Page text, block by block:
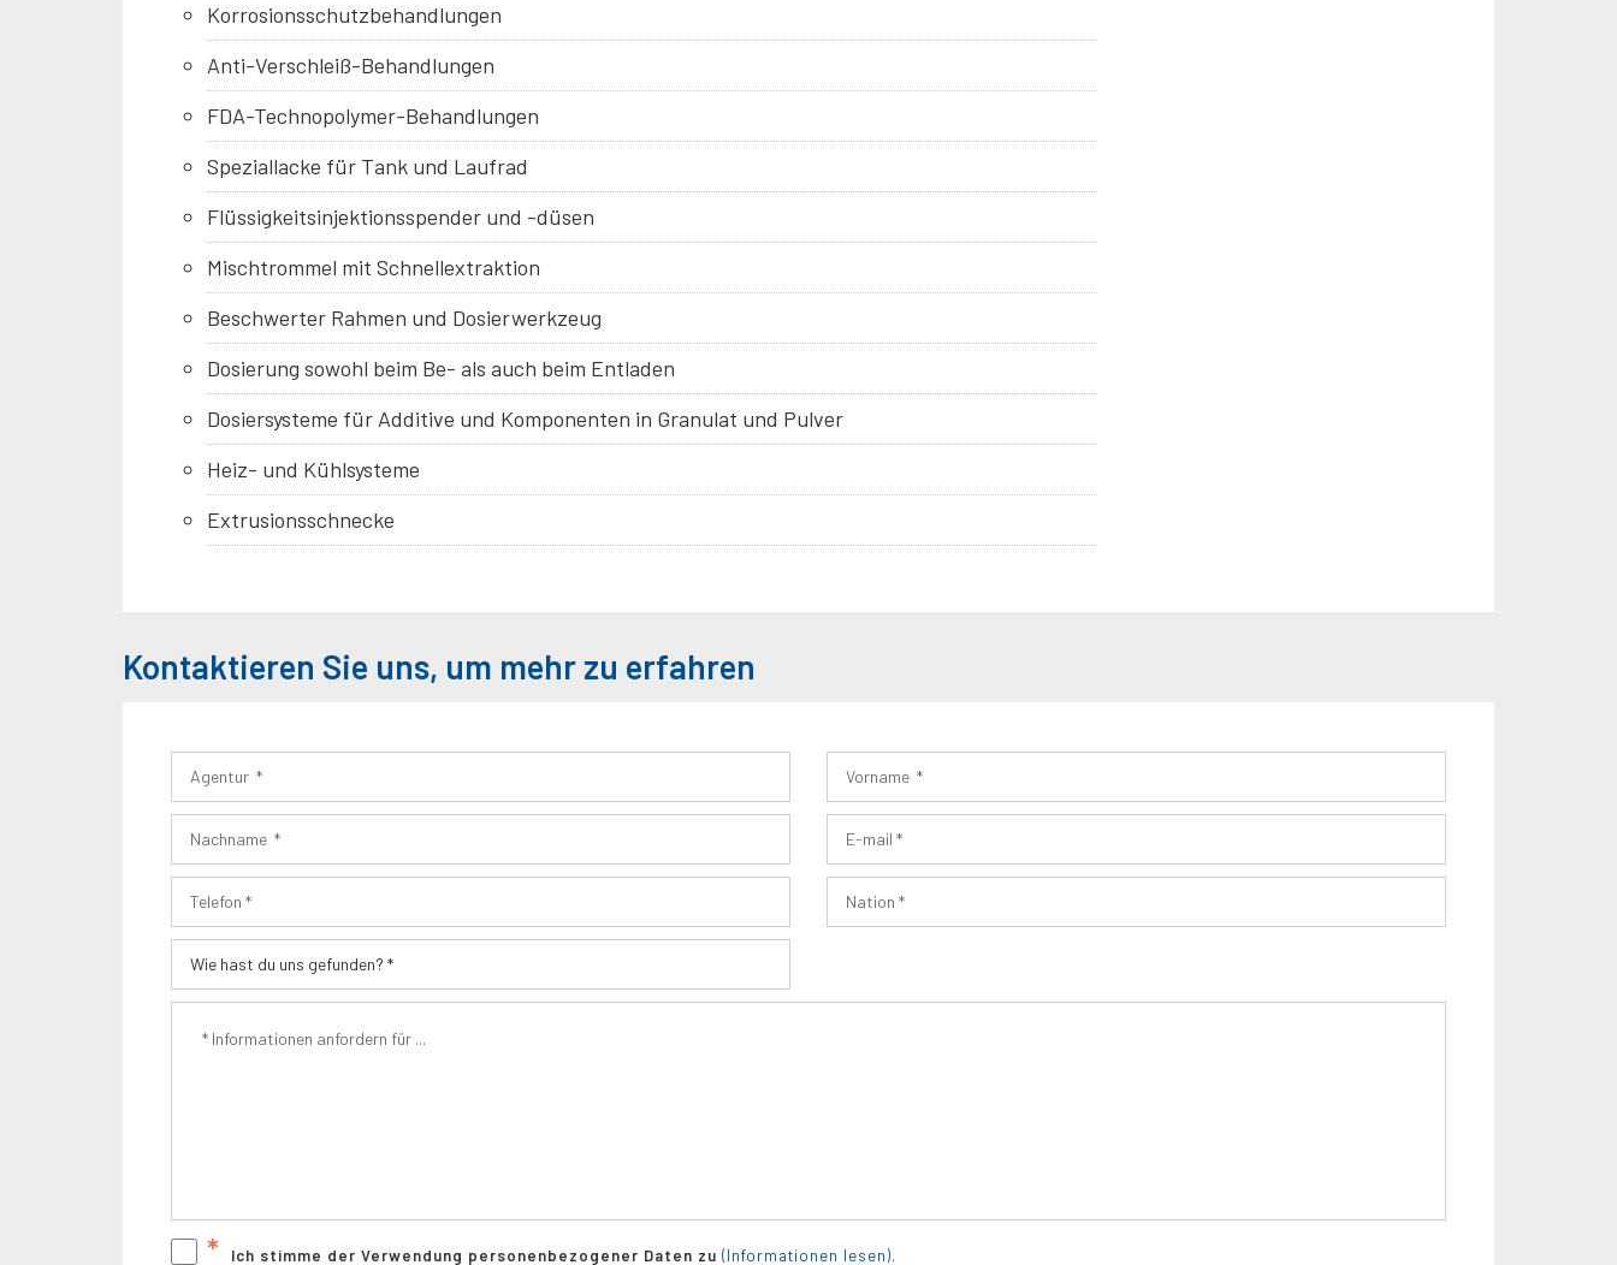
Korrosionsschutzbehandlungen
Anti-Verschleiß-Behandlungen
FDA-Technopolymer-Behandlungen
Speziallacke für Tank und Laufrad
Flüssigkeitsinjektionsspender und -düsen
Mischtrommel mit Schnellextraktion
Beschwerter Rahmen und Dosierwerkzeug
Dosierung sowohl beim Be- als auch beim Entladen
Dosiersysteme für Additive und Komponenten in Granulat und Pulver
Heiz- und Kühlsysteme
Extrusionsschnecke
Kontaktieren Sie uns, um mehr zu erfahren
* Ich stimme der Verwendung personenbezogener Daten zu (Informationen lesen).